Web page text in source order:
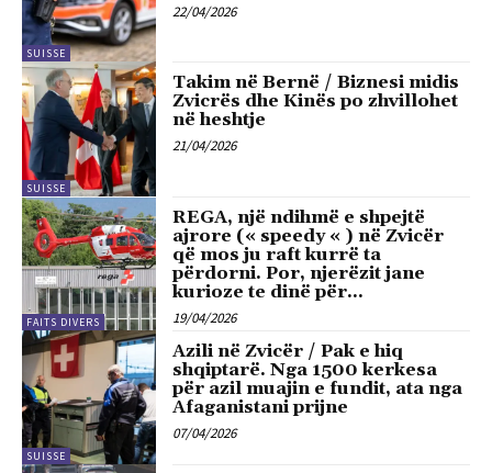
SUISSE
22/04/2026
SUISSE
Takim në Bernë / Biznesi midis
Zvicrës dhe Kinës po zhvillohet
në heshtje
21/04/2026
FAITS DIVERS
REGA, një ndihmë e shpejtë
ajrore (« speedy « ) në Zvicër
që mos ju raft kurrë ta
përdorni. Por, njerëzit jane
kurioze te dinë për...
19/04/2026
SUISSE
Azili në Zvicër / Pak e hiq
shqiptarë. Nga 1500 kerkesa
për azil muajin e fundit, ata nga
Afaganistani prijne
07/04/2026